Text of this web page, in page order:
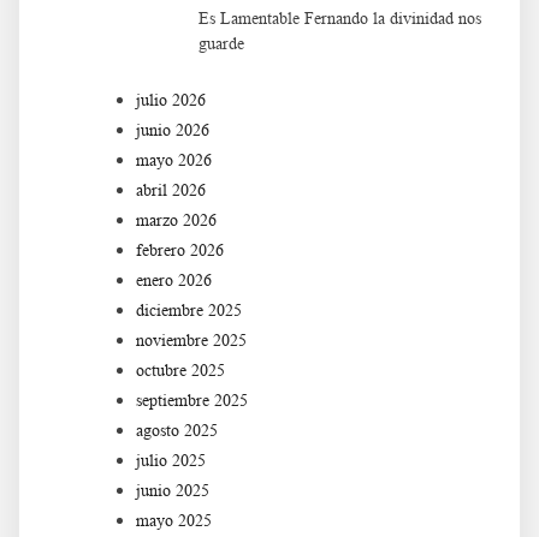
Es Lamentable Fernando la divinidad nos
guarde
julio 2026
junio 2026
mayo 2026
abril 2026
marzo 2026
febrero 2026
enero 2026
diciembre 2025
noviembre 2025
octubre 2025
septiembre 2025
agosto 2025
julio 2025
junio 2025
mayo 2025